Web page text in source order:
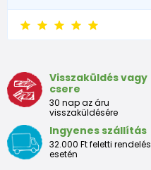
(mm)
(mm)
Visszaküldés vagy
csere
30 nap az áru
visszaküldésére
Ingyenes szállítás
32.000 Ft feletti rendelés
esetén